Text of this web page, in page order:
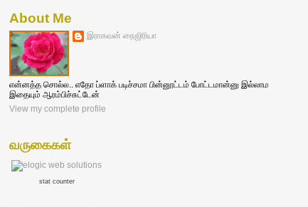
About Me
இராகவன் நைஜிரியா
என்னத்த சொல்ல.. எதோ ப்ளாக் படிச்சமா பின்னூட்டம் போட்டமான்னு இல்லாம
இதையும் ஆரம்பிச்சுட்டேன்
View my complete profile
வருகைகள்
stat counter